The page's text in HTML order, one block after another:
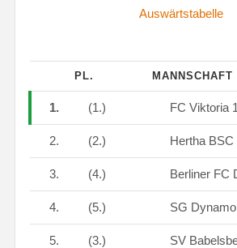
Auswärtstabelle
PL. MANNSCHAFT
1. (1.) FC Viktoria
2. (2.) Hertha BSC
3. (4.) Berliner FC
4. (5.) SG
5. (3.) SV